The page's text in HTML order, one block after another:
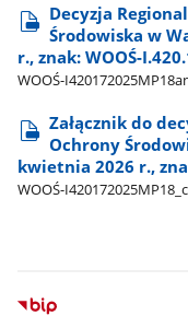
Decyzja
Środowiska w
r., znak: WOOŚ-
WOOŚ-
Załącznik do
Ochrony
kwietnia 2026 r.,
WOOŚ-